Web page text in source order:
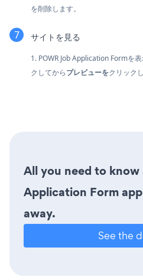
を削除します。
サイトを見る
1. POWR Job Application Formを
クしてからプレビューをクリック
All you need to
Application Form
away.
See the